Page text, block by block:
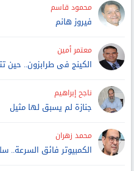
محمود قاسم
فيروز هانم
معتمر أمين
الكينج فى طرابزون.. حين
ناجح إبراهيم
جنازة لم يسبق لها مثيل
محمد زهران
الكمبيوتر فائق السرعة..